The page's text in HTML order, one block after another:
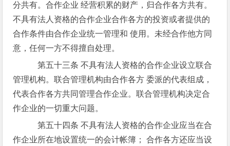
分共有。合作企业 经营积累的财产，归合作各方共有。
不具有法人资格的合作企业合作各方的投资或者提供的
合作条件由合作企业统一管理和 使用。未经合作他方同
意，任何一方不得擅自处理。
第五十三条 不具有法人资格的合作企业设立联合
管理机构。联合管理机构由合作各方 委派的代表组成，
代表合作各方共同管理合作企业。联合管理机构决定合
作企业的一切重大问题。
第五十四条 不具有法人资格的合作企业应当在合
作企业所在地设置统一的会计帐簿； 合作各方还应当设